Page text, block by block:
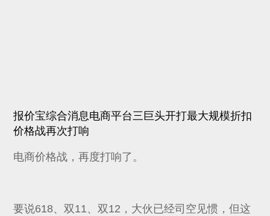
报价宝综合消息电商平台三巨头开打最大规模折扣
价格战再次打响
电商价格战，再度打响了。
要说618、双11、双12，大伙已经司空见惯，但这